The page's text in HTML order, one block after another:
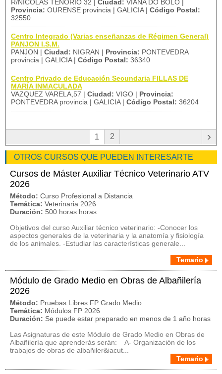
R/NICOLAS TENORIO 32 | Ciudad: VIANA DO BOLO |
Provincia: OURENSE provincia | GALICIA | Código Postal:
32550
Centro Integrado (Varias enseñanzas de Régimen General)
PANJON I.S.M.
PANJON | Ciudad: NIGRAN | Provincia: PONTEVEDRA
provincia | GALICIA | Código Postal: 36340
Centro Privado de Educación Secundaria FILLAS DE
MARÍA INMACULADA
VAZQUEZ VARELA,57 | Ciudad: VIGO | Provincia:
PONTEVEDRA provincia | GALICIA | Código Postal: 36204
1 2 ›
OTROS CURSOS QUE PUEDEN INTERESARTE
Cursos de Máster Auxiliar Técnico Veterinario ATV
2026
Método: Curso Profesional a Distancia
Temática: Veterinaria 2026
Duración: 500 horas horas
Objetivos del curso Auxiliar técnico veterinario: -Conocer los
aspectos generales de la veterinaria y la anatomía y fisiología
de los animales. -Estudiar las características generale...
Temario
Módulo de Grado Medio en Obras de Albañilería
2026
Método: Pruebas Libres FP Grado Medio
Temática: Módulos FP 2026
Duración: Se puede estar preparado en menos de 1 año horas
Las Asignaturas de este Módulo de Grado Medio en Obras de
Albañilería que aprenderás serán: A- Organización de los
trabajos de obras de albañiler&iacut...
Temario